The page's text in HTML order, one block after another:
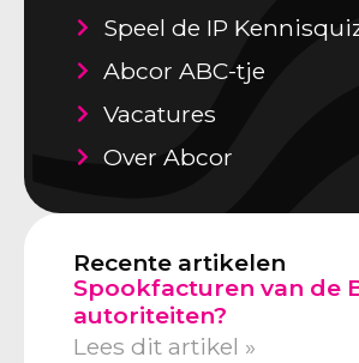
Speel de IP
Abcor ABC-tje
Vacatures
Over Abcor
Recente artikelen
Spookfacturen van de
autoriteiten?
Lees dit artikel »